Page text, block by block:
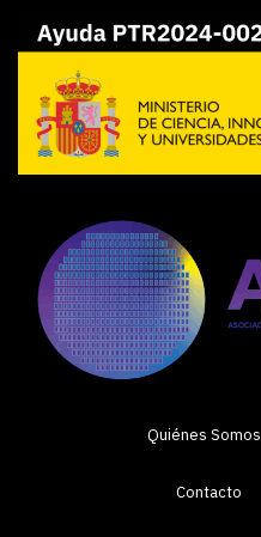
Quiénes Somos
Contacto